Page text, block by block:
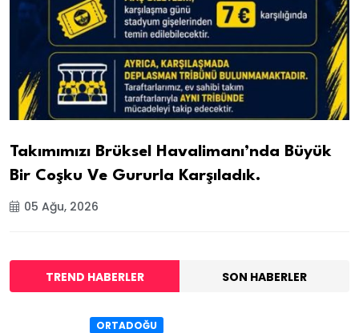
Takımımızı Brüksel Havalimanı’nda Büyük
Bir Coşku Ve Gururla Karşıladık.
05 Ağu, 2026
TREND HABERLER SON HABERLER
ORTADOĞU